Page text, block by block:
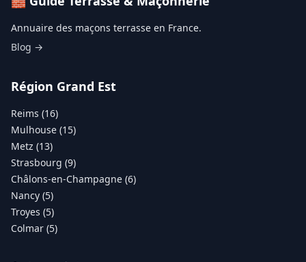
Annuaire des maçons terrasse en France.
Blog →
Région Grand Est
Reims (16)
Mulhouse (15)
Metz (13)
Strasbourg (9)
Châlons-en-Champagne (6)
Nancy (5)
Troyes (5)
Colmar (5)